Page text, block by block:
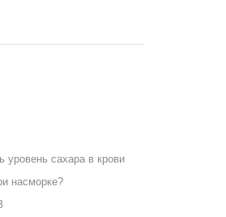
уровень сахара в крови
насморке?